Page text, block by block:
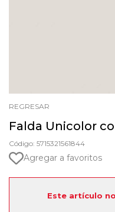
REGRESAR
Falda Unicolor
Código: 5715321561844
Agregar a favoritos
Este artículo